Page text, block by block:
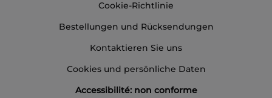
Cookie-Richtlinie
Bestellungen und Rücksendungen
Kontaktieren Sie uns
Cookies und persönliche Daten
Accessibilité: non conforme